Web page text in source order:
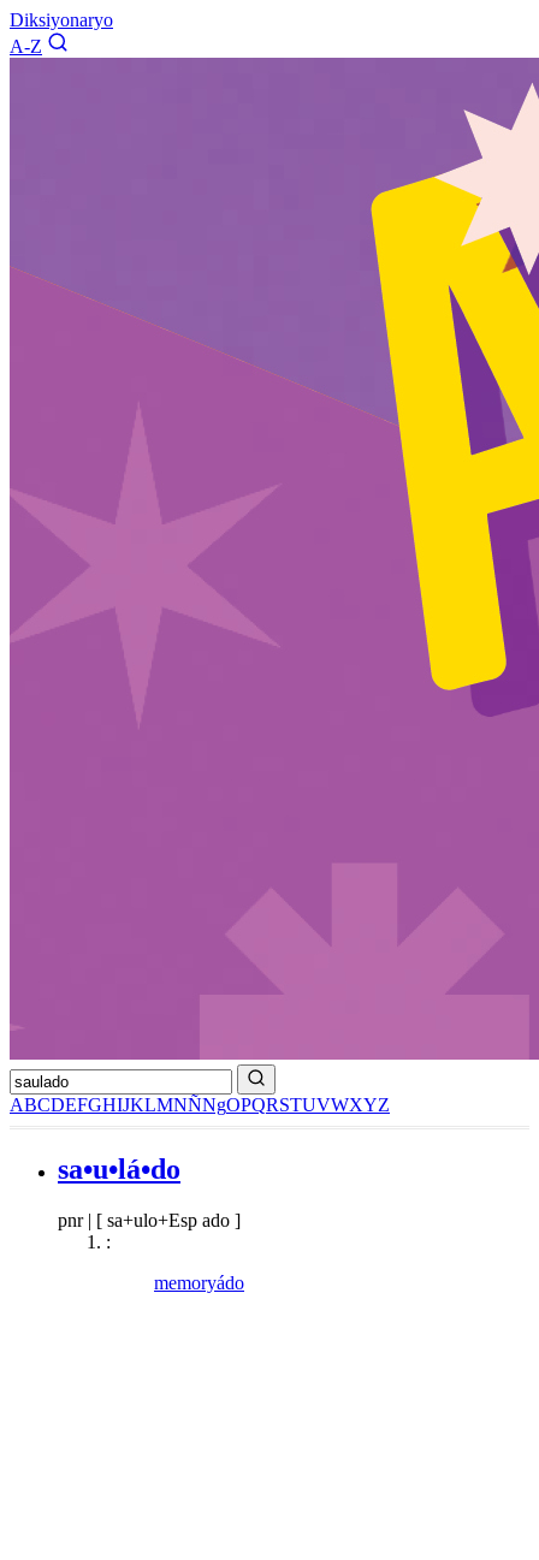
Diksiyonaryo
A-Z
ABCDEFGHIJKLMNÑNgOPQRSTUVWXYZ
sa•u•lá•do
pnr | [ sa+ulo+Esp ado ]
:
memoryádo